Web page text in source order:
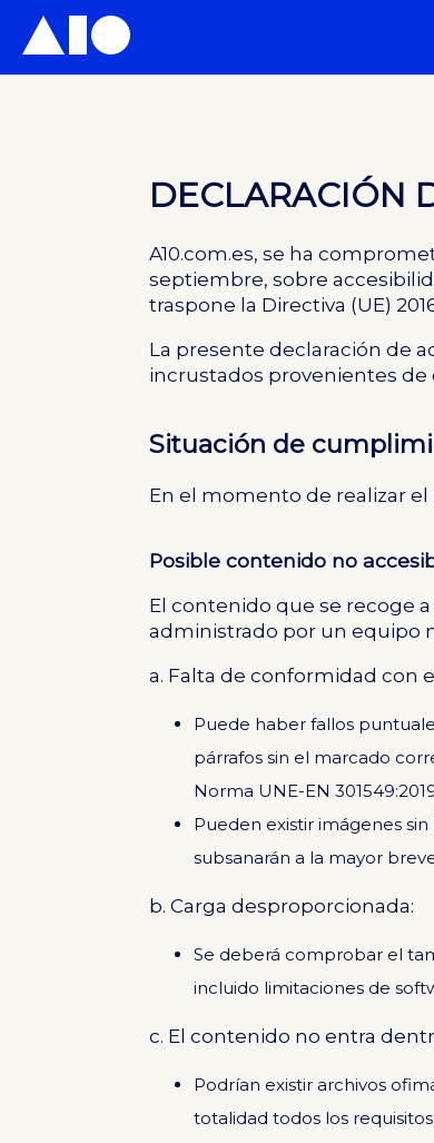
DECLARACIÓN
A10.com.es, se ha
septiembre, sobre
traspone la Directiva (UE)
La presente declaración de
incrustados provenientes de
Situación de
En el momento de realizar
Posible contenido no
El contenido que se recoge
administrado por un equipo
a. Falta de conformidad con el
Puede haber fallos
párrafos sin el marcado
Norma UNE-EN
Pueden existir imágenes
subsanarán a la mayor
b. Carga desproporcionada:
Se deberá comprobar el
incluido limitaciones de
c. El contenido no entra
Podrían existir archivos
totalidad todos los